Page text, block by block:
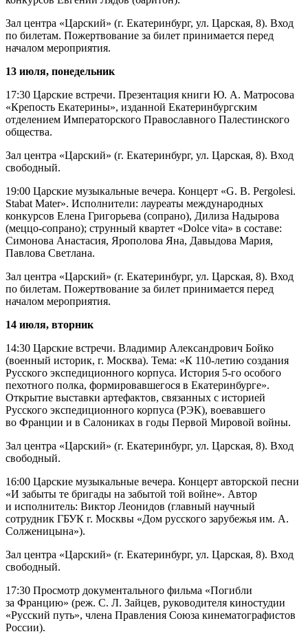
Зал центра «Царский» (г. Екатеринбург, ул. Царская, 8). Вход
по билетам. Пожертвование за билет принимается перед
началом мероприятия.
13 июля, понедельник
17:30 Царские встречи. Презентация книги Ю. А. Матросова
«Крепость Екатерины», изданной Екатеринбургским
отделением Императорского Православного Палестинского
общества.
Зал центра «Царский» (г. Екатеринбург, ул. Царская, 8). Вход
свободный.
19:00 Царские музыкальные вечера. Концерт «G. B. Pergolesi.
Stabat Mater». Исполнители: лауреаты международных
конкурсов Елена Григорьева (сопрано), Дилиза Надырова
(меццо-сопрано); струнный квартет «Dolce vita» в составе:
Симонова Анастасия, Ярополова Яна, Давыдова Мария,
Павлова Светлана.
Зал центра «Царский» (г. Екатеринбург, ул. Царская, 8). Вход
по билетам. Пожертвование за билет принимается перед
началом мероприятия.
14 июля, вторник
14:30 Царские встречи. Владимир Александрович Бойко
(военный историк, г. Москва). Тема: «К 110-летию создания
Русского экспедиционного корпуса. История 5-го особого
пехотного полка, формировавшегося в Екатеринбурге».
Открытие выставки артефактов, связанных с историей
Русского экспедиционного корпуса (РЭК), воевавшего
во Франции и в Салониках в годы Первой Мировой войны.
Зал центра «Царский» (г. Екатеринбург, ул. Царская, 8). Вход
свободный.
16:00 Царские музыкальные вечера. Концерт авторской песни
«И забыты те бригады на забытой той войне». Автор
и исполнитель: Виктор Леонидов (главный научный
сотрудник ГБУК г. Москвы «Дом русского зарубежья им. А.
Солженицына»).
Зал центра «Царский» (г. Екатеринбург, ул. Царская, 8). Вход
свободный.
17:30 Просмотр документального фильма «Погибли
за Францию» (реж. С. Л. Зайцев, руководителя киностудии
«Русский путь», члена Правления Союза кинематографистов
России).